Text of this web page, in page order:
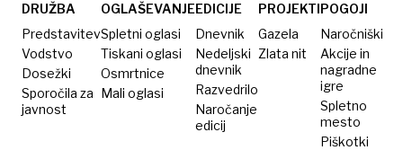
žalost
DRUŽBA
Predstavitev
Vodstvo
Dosežki
Sporočila za
javnost
OGLAŠEVANJE
Spletni oglasi
Tiskani oglasi
Osmrtnice
Mali oglasi
EDICIJE
Dnevnik
Nedeljski
dnevnik
Razvedrilo
Naročanje
edicij
PROJEKTI
Gazela
Zlata nit
POGOJI
Naročniški
Akcije in
nagradne
igre
Spletno
mesto
Piškotki